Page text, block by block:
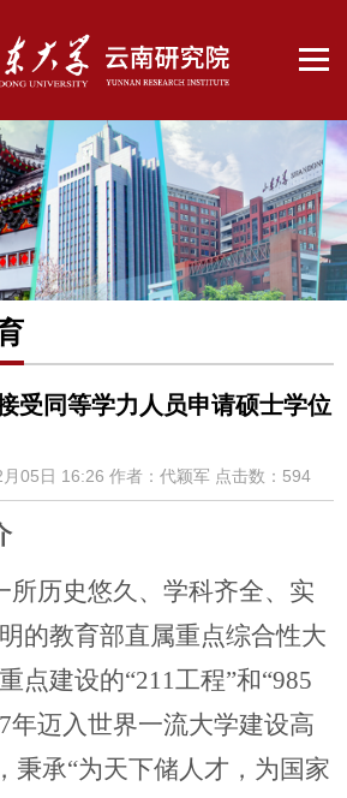
受同等学力人员申请硕士学位
05日 16:26 作者：代颖军 点击数： 594
所历史悠久、学科齐全、实
的教育部直属重点综合性大
点建设的“211工程”和“985
年迈入世界一流大学建设高
秉承“为天下储人才，为国家